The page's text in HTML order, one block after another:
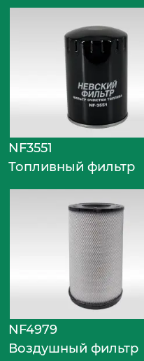
NF3551
Топливный фильтр
NF4979
Воздушный фильтр